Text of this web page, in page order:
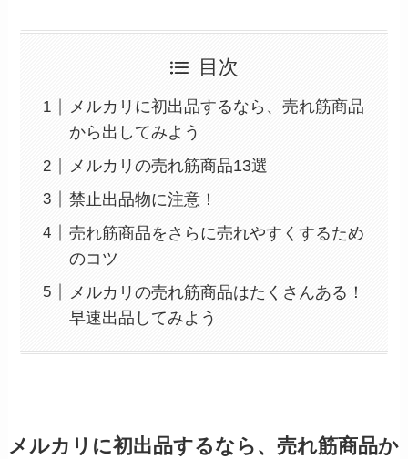
目次
メルカリに初出品するなら、売れ筋商品
から出してみよう
メルカリの売れ筋商品13選
禁止出品物に注意！
売れ筋商品をさらに売れやすくするため
のコツ
メルカリの売れ筋商品はたくさんある！
早速出品してみよう
メルカリに初出品するなら、売れ筋商品か